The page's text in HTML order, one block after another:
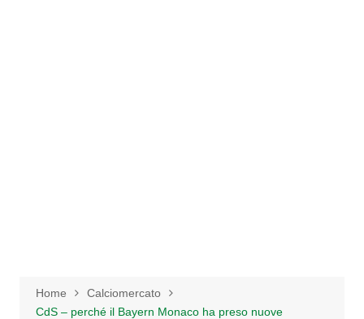
Home
Calciomercato
CdS – perché il Bayern Monaco ha preso nuove